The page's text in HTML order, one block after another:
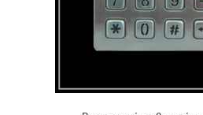
την επίδειξη